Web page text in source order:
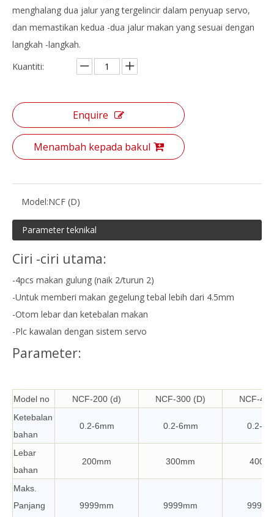
menghalang dua jalur yang tergelincir dalam penyuap servo,
dan memastikan kedua -dua jalur makan yang sesuai dengan
langkah -langkah.
Kuantiti:
Enquire
Menambah kepada bakul
Model:NCF (D)
Parameter teknikal
Ciri -ciri utama:
-4pcs makan gulung (naik 2/turun 2)
-Untuk memberi makan gegelung tebal lebih dari 4.5mm
-Otom lebar dan ketebalan makan
-Plc kawalan dengan sistem servo
Parameter:
Model no NCF-200 (d) NCF-300 (D)
NCF-
Ketebalan
bahan
0.2-6mm 0.2-6mm 0.2-
Lebar
bahan
200mm 300mm
Maks.
Panjang
9999mm 9999mm